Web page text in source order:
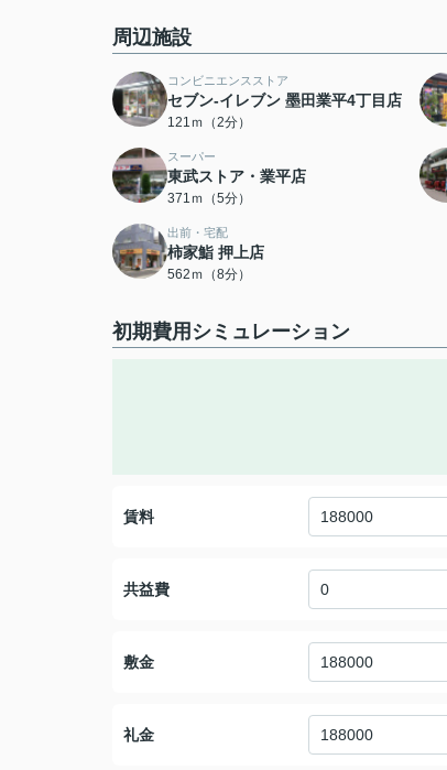
周辺施設
コンビニエンスストア
セブン-イレブン 墨田業平4丁目店
121ｍ（2分）
スーパー
東武ストア・業平店
371ｍ（5分）
出前・宅配
柿家鮨 押上店
562ｍ（8分）
初期費用シミュレーション
賃料
共益費
敷金
礼金